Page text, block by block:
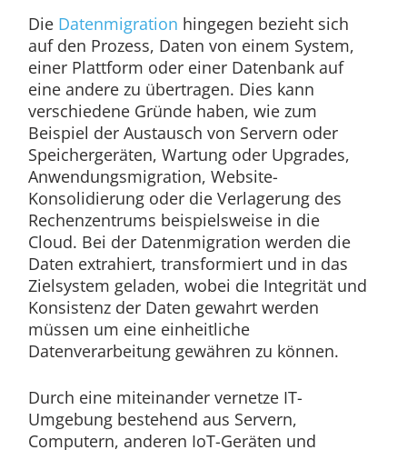
Die Datenmigration hingegen bezieht sich
auf den Prozess, Daten von einem System,
einer Plattform oder einer Datenbank auf
eine andere zu übertragen. Dies kann
verschiedene Gründe haben, wie zum
Beispiel der Austausch von Servern oder
Speichergeräten, Wartung oder Upgrades,
Anwendungsmigration, Website-
Konsolidierung oder die Verlagerung des
Rechenzentrums beispielsweise in die
Cloud. Bei der Datenmigration werden die
Daten extrahiert, transformiert und in das
Zielsystem geladen, wobei die Integrität und
Konsistenz der Daten gewahrt werden
müssen um eine einheitliche
Datenverarbeitung gewähren zu können.
Durch eine miteinander vernetze IT-
Umgebung bestehend aus Servern,
Computern, anderen IoT-Geräten und